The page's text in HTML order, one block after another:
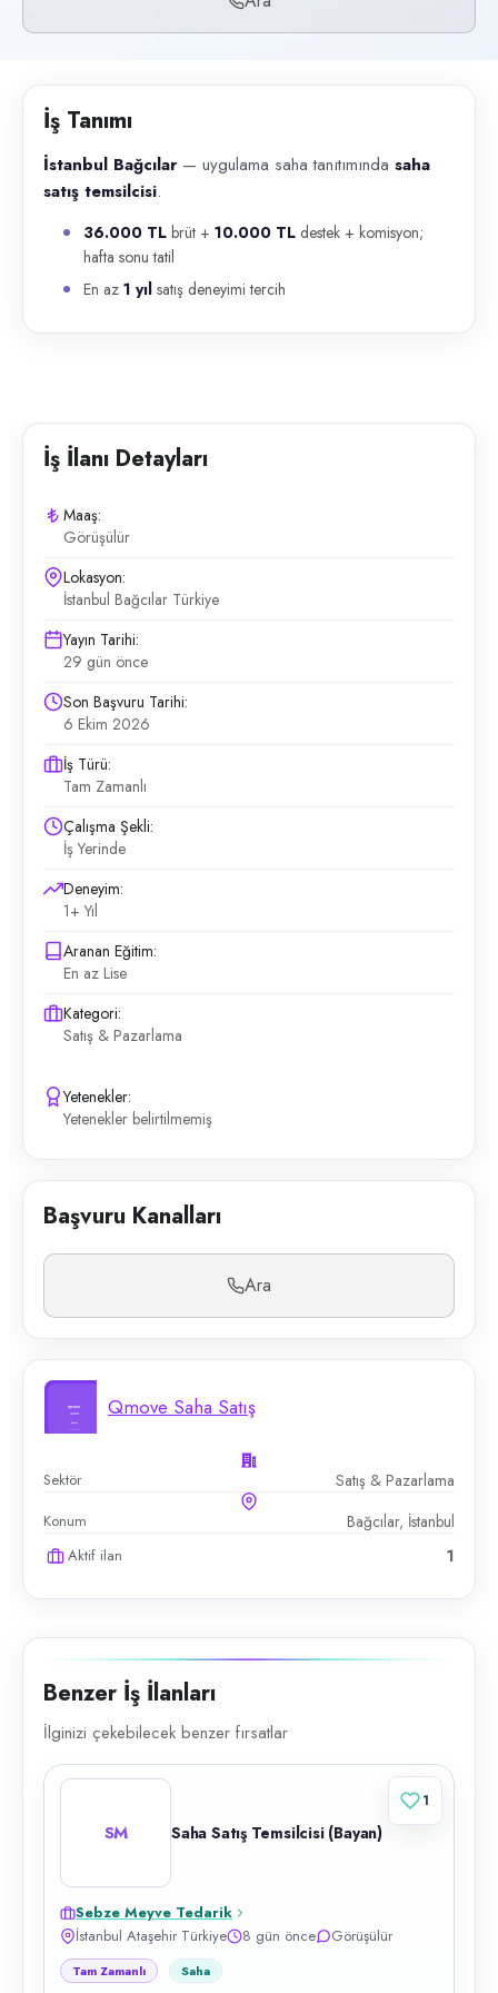
İlan açıklaması
İstanbul Bağcılar — uygulama saha tanıtımında saha satış
İş Tanımı
İstanbul Bağcılar— uygulama saha tanıtımında saha
satış temsilcisi.
36.000 TL brüt + 10.000 TL destek + komisyon;
hafta sonu tatil
En az 1 yıl satış deneyimi tercih
İş İlanı Detayları
Maaş:
Görüşülür
Lokasyon:
İstanbul Bağcılar Türkiye
Yayın Tarihi:
29 gün önce
Son Başvuru Tarihi:
6 Ekim 2026
İş Türü:
Tam Zamanlı
Çalışma Şekli:
İş Yerinde
Deneyim:
1+ Yıl
Aranan Eğitim:
En az Lise
Kategori:
Satış & Pazarlama
Yetenekler:
Yetenekler belirtilmemiş
Başvuru Kanalları
Ara
Qmove Saha Satış
Sektör Satış & Pazarlama
Konum Bağcılar, İstanbul
Aktif ilan 1
Benzer İş İlanları
İlginizi çekebilecek benzer fırsatlar
SM Saha Satış Temsilcisi (Bayan)
Sebze Meyve Tedarik
İstanbul Ataşehir Türkiye
8 gün önce Görüşülür
Tam Zamanlı Saha
1